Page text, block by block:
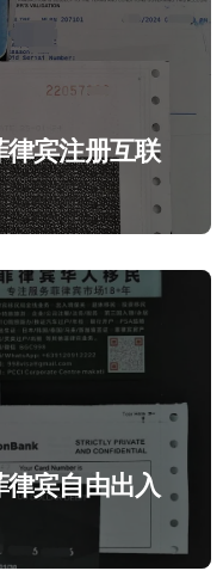
律宾注册互联
律宾自由出入